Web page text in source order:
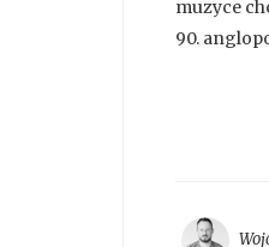
muzyce
90.